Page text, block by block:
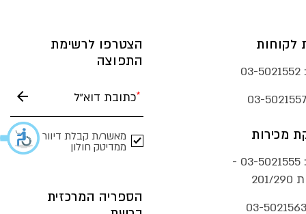
לקוחות
03-5021552
03-
מכירות
03-5021555 -
03-
הצטרפו לרשימת
התפוצה
מאשר/ת קבלת דיוור
ממדיטק חולון
הספריה המרכזית